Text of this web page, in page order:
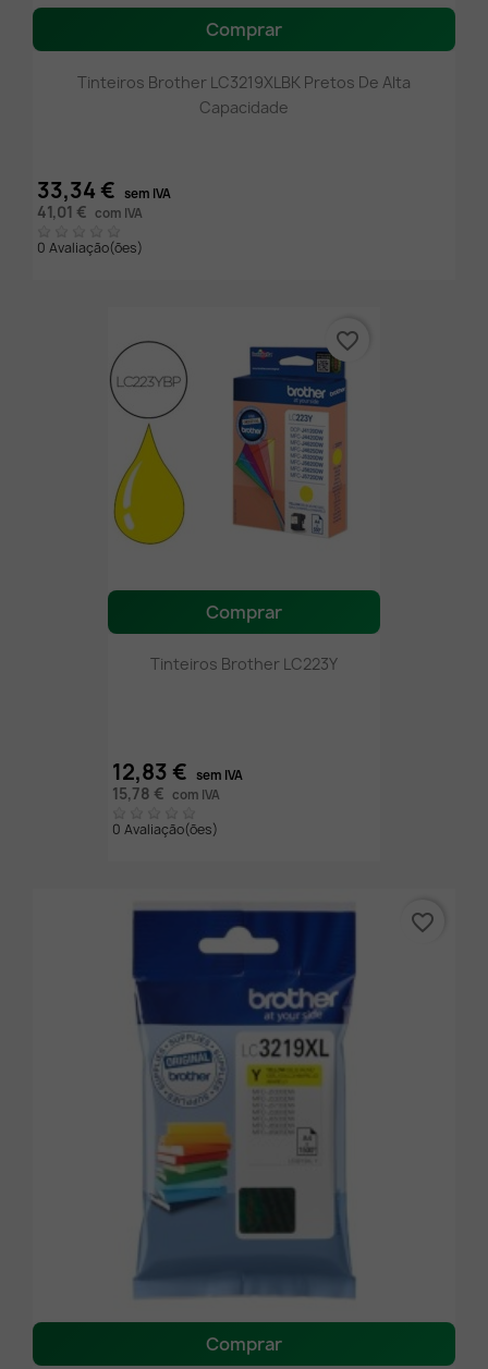
Comprar
Tinteiros Brother LC3219XLBK Pretos De Alta
Capacidade
33,34 € sem IVA
41,01 € com IVA
0 Avaliação(ões)
Comprar
Tinteiros Brother LC223Y
12,83 € sem IVA
15,78 € com IVA
0 Avaliação(ões)
favorite_border
Comprar
favorite_border